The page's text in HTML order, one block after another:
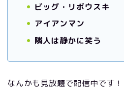
ビッグ・リボウスキ
アイアンマン
隣人は静かに笑う
なんかも見放題で配信中です！